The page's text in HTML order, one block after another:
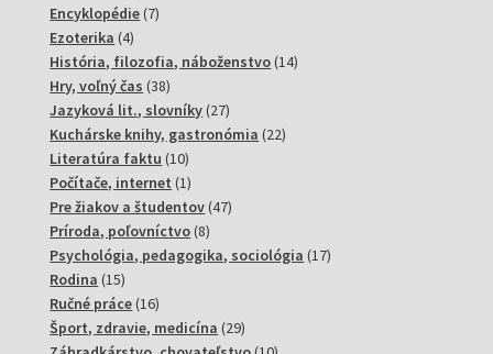
produktov
Encyklopédie 77
Ezoterika 44
produkty
História, filozofia, náboženstvo 1414
Hry, voľný čas 3838
produktov
Jazyková lit., slovníky 2727
produktov
Kuchárske knihy, gastronómia 2222
Literatúra faktu 1010
produktov
Počítače, internet 11
produkt
Pre žiakov a študentov 4747
Príroda, poľovníctvo 88
produktov
Psychológia, pedagogika, sociológia 1717
Rodina 1515
produktov
Ručné práce 1616
produktov
Šport, zdravie, medicína 2929